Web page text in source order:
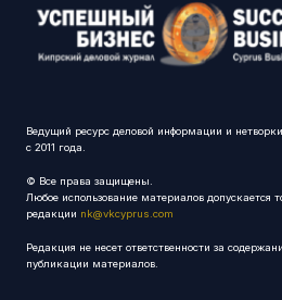
Ведущий ресурс деловой информации и
с 2011 года.
© Все права защищены.
Любое использование материалов допускается
редакции nk@vkcyprus.com
Редакция не несет ответственности за
публикации материалов.